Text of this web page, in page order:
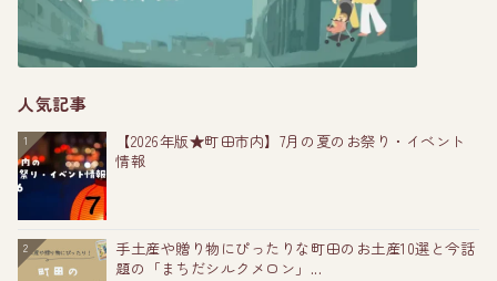
人気記事
1
【2026年版★町田市内】7月の夏のお祭り・イベント
情報
2
手土産や贈り物にぴったりな町田のお土産10選と今話
題の「まちだシルクメロン」...